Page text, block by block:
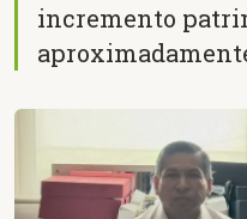
incremento